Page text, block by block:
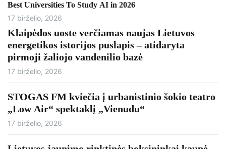
Best Universities To Study AI in 2026
17 birželio, 2026
Klaipėdos uoste verčiamas naujas Lietuvos
energetikos istorijos puslapis – atidaryta
pirmoji žaliojo vandenilio bazė
17 birželio, 2026
STOGAS FM kviečia į urbanistinio šokio teatro
„Low Air“ spektaklį „Vienudu“
17 birželio, 2026